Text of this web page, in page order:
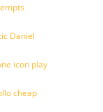
Daniel
icon play
cheap